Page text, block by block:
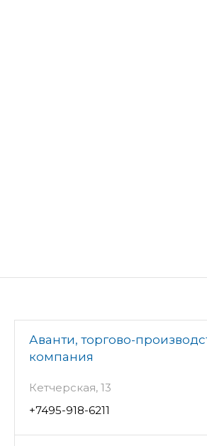
Аванти, торгово-
компания
Кетчерская, 13
+7495-918-6211